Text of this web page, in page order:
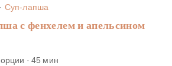
· Суп-лапша
с фенхелем и апельсином
· 45 мин